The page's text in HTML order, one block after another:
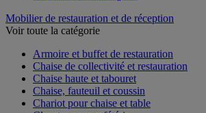
Mobilier de restauration et de réception
Armoire et buffet de restauration
Chaise de collectivité et restauration
Chaise haute et tabouret
Chaise, fauteuil et coussin